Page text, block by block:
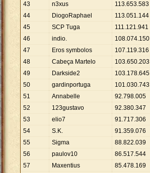
43
n3xus 113.653.583
44
DiogoRaphael 113.051.144
45
SCP Tuga 111.121.941
46
indio. 108.074.150
47
Eros symbolos 107.119.316
48
Cabeça Martelo 103.650.203
49
Darkside2 103.178.645
50
gardinportuga 101.030.743
51
Annabelle 92.798.005
52
123gustavo 92.380.347
53
elio7 91.717.306
54
S.K. 91.359.076
55
Sigma 88.822.039
56
paulov10 86.517.544
57
Maxentius 85.478.169